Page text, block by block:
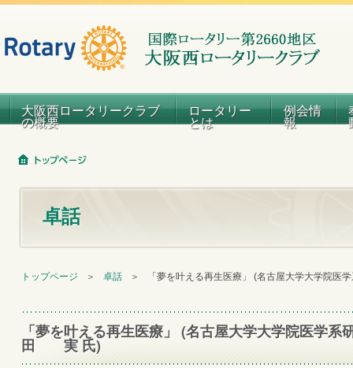
大阪西ロータリークラブ
の概要
ロータリー
とは
例会情
報
卓話
トップページ ＞ 卓話 ＞ 「夢を叶える再生医療」 (名古屋大学大学院
「夢を叶える再生医療」 (名古屋大学大学院医学
田 実 氏)